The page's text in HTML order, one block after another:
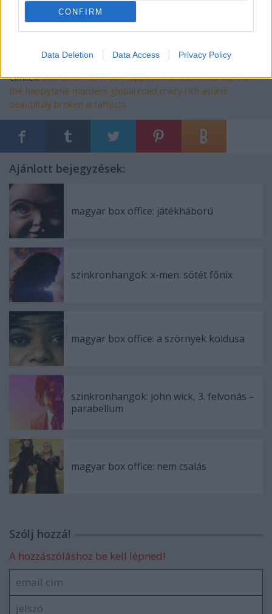
CONFIRM
Data Deletion Data Access Privacy Policy
Címkék:box office sci fi axl muppets melissa mccarthy stx
the happytime murders global road crazy rich asians
beautifully broken artaffects
Ajánlott bejegyzések:
magyar box office: játékháború
szinkronhangok: x-men: sötét főnix
magyar box office: a szörnyek koldusa
szinkronhangok: john wick, 3. felvonás –
parabellum
magyar box office: nem csalás
Szólj hozzá!
A hozzászóláshoz be kell lépned!